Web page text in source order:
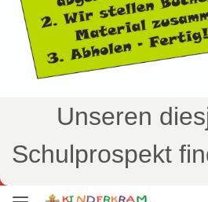
Unseren
Schulprospekt